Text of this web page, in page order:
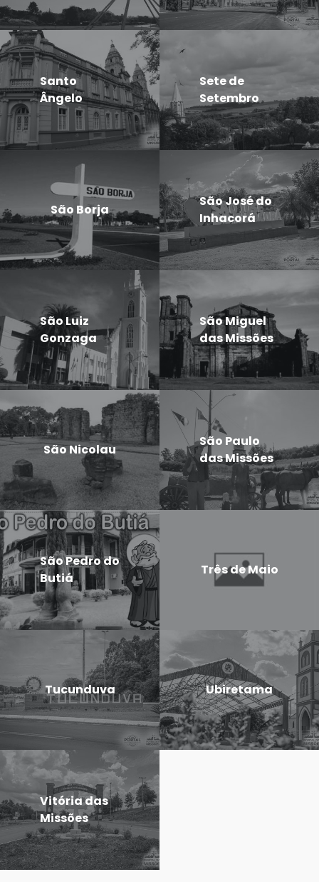
Santo
Ângelo
Sete de
Setembro
São Borja
São José do
Inhacorá
São Luiz
Gonzaga
São Miguel
das Missões
São Nicolau
São Paulo
das Missões
São Pedro do
Butiá
Três de Maio
Tucunduva Ubiretama
Vitória das
Missões